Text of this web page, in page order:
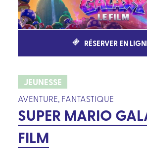
RÉSERVER EN
JEUNESSE
AVENTURE, FANTASTIQUE
SUPER MARIO
FILM